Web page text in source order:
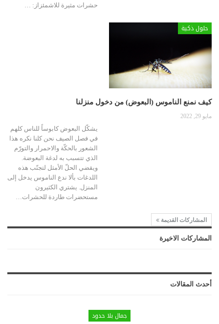
حشرات مثيرة للاشمئزاز: …
حلول ذكية
كيف نمنع الناموس (البعوض) من دخول منزلنا
مايو 29, 2022
يشكّل البعوض كابوساً للناس كلهم
في فصل الصيف نحن كلنا نكره هذا
الشعور بالحكّة والاحمرار والتورّم
الذي تتسبب به لدغة البعوضة.
ويقضي الحلّ الأمثل لتجنّب هذه
اللدغات بألا ندع الناموس يدخل إلى
المنزل. يشتري الكثيرون
مستحضرات طاردة للحشرات
المشاركات القديمة
المشاركات الاخيرة
أحدث المقالات
جمال بلا حدود